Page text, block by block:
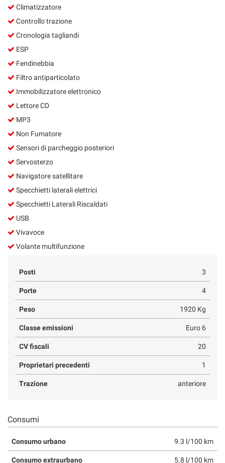
Climatizzatore
Controllo trazione
Cronologia tagliandi
ESP
Fendinebbia
Filtro antiparticolato
Immobilizzatore elettronico
Lettore CD
MP3
Non Fumatore
Sensori di parcheggio posteriori
Servosterzo
Navigatore satellitare
Specchietti laterali elettrici
Specchietti Laterali Riscaldati
USB
Vivavoce
Volante multifunzione
Posti 3
Porte 4
Peso 1920 Kg
Classe emissioni Euro 6
CV fiscali 20
Proprietari precedenti 1
Trazione anteriore
Consumi
Consumo urbano 9.3 l/100 km
Consumo extraurbano 5.8 l/100 km